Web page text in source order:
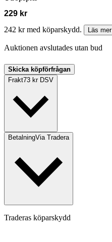
229 kr
242 kr med köparskydd.
Läs mer
Auktionen avslutades utan bud
Skicka köpförfrågan
Frakt73 kr DSV
BetalningVia Tradera
Traderas köparskydd